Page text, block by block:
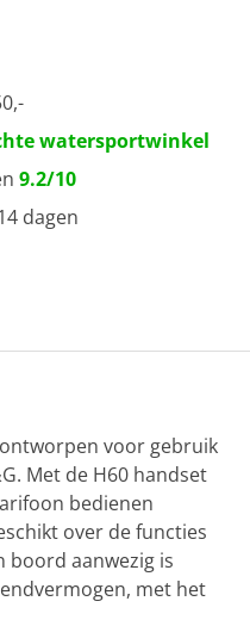
watersportwinkel
9.2/10
dagen
voor gebruik
Met de H60 handset
bedienen
over de functies
boord aanwezig is
met het